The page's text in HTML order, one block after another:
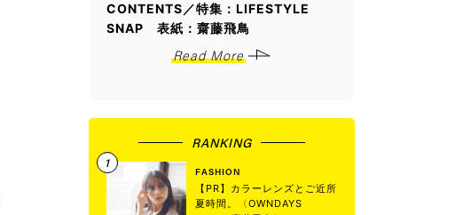
CONTENTS／特集：LIFESTYLE
SNAP 表紙：齋藤飛鳥
Read More
RANKING
FASHION
【PR】カラーレンズとご近所
夏時間。〈OWNDAYS